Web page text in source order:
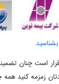
بشناسید
است چنان
زمزمه کنید